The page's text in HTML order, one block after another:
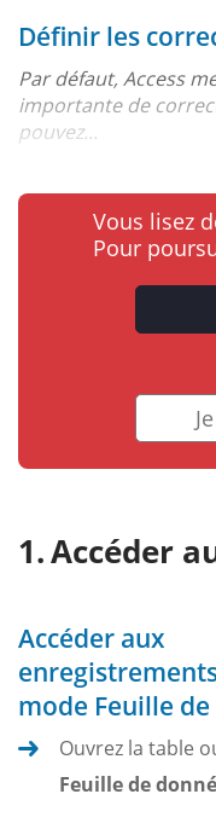
Définir les
Par défaut, Access
importante de
pouvez...
Vous lisez
Pour
Accéder
Accéder aux
mode Feuille
Ouvrez la table
Feuille de